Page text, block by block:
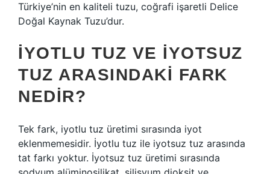
Türkiye’nin en kaliteli tuzu, coğrafi işaretli Delice
Doğal Kaynak Tuzu’dur.
İYOTLU TUZ VE IYOTSUZ
TUZ ARASINDAKI FARK
NEDIR?
Tek fark, iyotlu tuz üretimi sırasında iyot
eklenmemesidir. İyotlu tuz ile iyotsuz tuz arasında
tat farkı yoktur. İyotsuz tuz üretimi sırasında